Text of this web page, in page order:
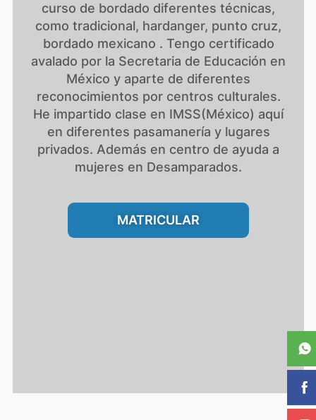
curso de bordado diferentes técnicas,
como tradicional, hardanger, punto cruz,
bordado mexicano . Tengo certificado
avalado por la Secretaria de Educación en
México y aparte de diferentes
reconocimientos por centros culturales.
He impartido clase en IMSS(México) aquí
en diferentes pasamanería y lugares
privados. Además en centro de ayuda a
mujeres en Desamparados.
MATRICULAR